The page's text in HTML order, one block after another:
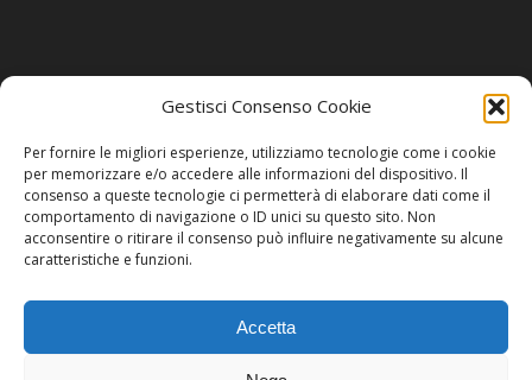
Gestisci Consenso Cookie
Per fornire le migliori esperienze, utilizziamo tecnologie come i cookie
per memorizzare e/o accedere alle informazioni del dispositivo. Il
consenso a queste tecnologie ci permetterà di elaborare dati come il
comportamento di navigazione o ID unici su questo sito. Non
acconsentire o ritirare il consenso può influire negativamente su alcune
caratteristiche e funzioni.
Accetta